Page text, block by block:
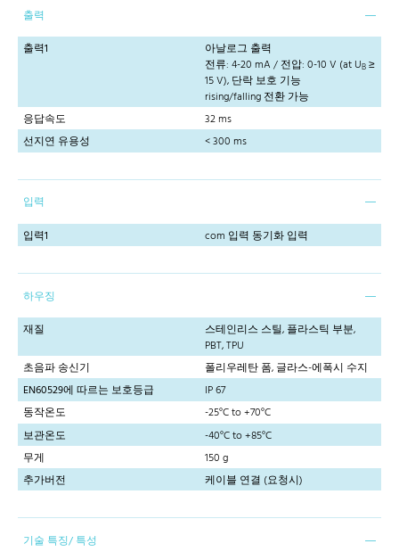
출력
출력1
아날로그 출력
전류: 4-20 mA / 전압: 0-10 V (at UB ≥
15 V), 단락 보호 기능
rising/falling 전환 가능
응답속도
32 ms
선지연 유용성
< 300 ms
입력
입력1
com 입력 동기화 입력
하우징
재질
스테인리스 스틸, 플라스틱 부분,
PBT, TPU
초음파 송신기
폴리우레탄 폼, 글라스-에폭시 수지
EN60529에 따르는 보호등급
IP 67
동작온도
-25°C to +70°C
보관온도
-40°C to +85°C
무게
150 g
추가버전
케이블 연결 (요청시)
기술 특징/ 특성